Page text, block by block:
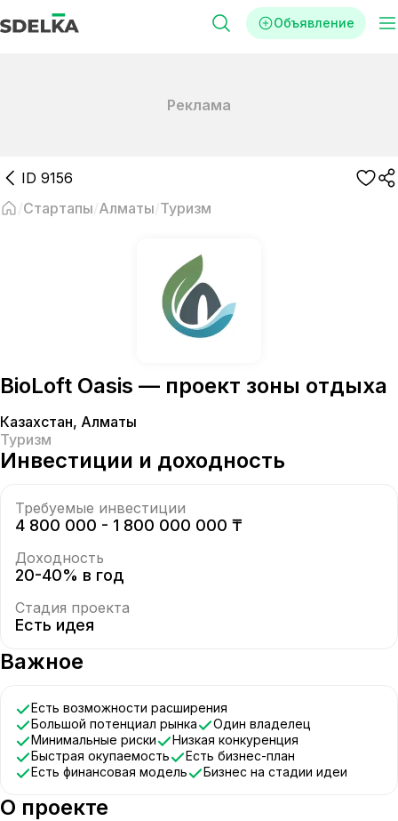
Объявление
Реклама
ID 9156
Стартапы Алматы Туризм
BioLoft Oasis — проект зоны отдыха
Казахстан, Алматы
Туризм
Инвестиции и доходность
Требуемые инвестиции
4 800 000 - 1 800 000 000 ₸
Доходность
20-40% в год
Стадия проекта
Есть идея
Важное
Есть возможности расширения
Большой потенциал рынка
Один владелец
Минимальные риски
Низкая конкуренция
Быстрая окупаемость
Есть бизнес-план
Есть финансовая модель
Бизнес на стадии идеи
О проекте